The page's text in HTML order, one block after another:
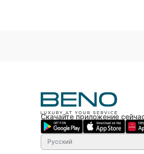
Скачайте приложение
Русский